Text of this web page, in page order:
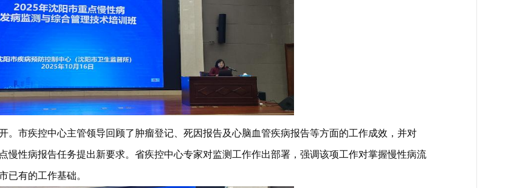
。市疾控中心主管领导回顾了肿瘤登记、死因报告及心脑血管疾病报告等方面的工作成效，并对
慢性病报告任务提出新要求。省疾控中心专家对监测工作作出部署，强调该项工作对掌握慢性病流
已有的工作基础。